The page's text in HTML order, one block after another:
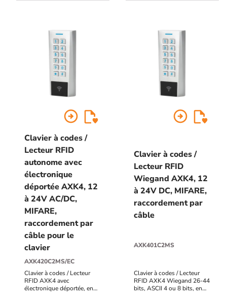
longtemps), PF (porte
forcée), UF (utilisation
frauduleuse), AP
(autoprotection du clavier)
arrow_circle_right
Clavier à codes /
Lecteur RFID
autonome avec
électronique
déportée AXK4, 12
à 24V AC/DC,
MIFARE,
raccordement par
câble pour le
clavier
AXK420C2MS/EC
Clavier à codes / Lecteur
RFID AXK4 avec
électronique déportée, en
arrow_circle_right
Clavier à codes /
Lecteur RFID
Wiegand AXK4, 12
à 24V DC, MIFARE,
raccordement par
câble
AXK401C2MS
Clavier à codes / Lecteur
RFID AXK4 Wiegand 26-44
bits, ASCII 4 ou 8 bits, en